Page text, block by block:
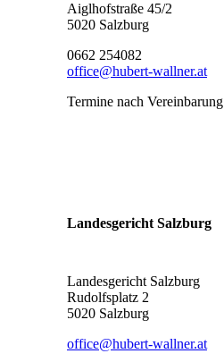
Aiglhofstraße 45/2
5020 Salzburg
0662 254082
office@hubert-wallner.at
Termine nach Vereinbarung
Landesgericht Salzburg
Landesgericht Salzburg
Rudolfsplatz 2
5020 Salzburg
office@hubert-wallner.at